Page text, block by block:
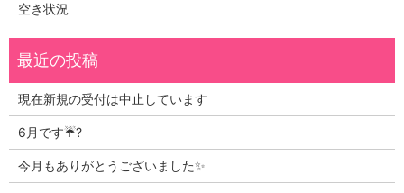
空き状況
現在新規の受付は中止しています
6月です☔?
今月もありがとうございました✨